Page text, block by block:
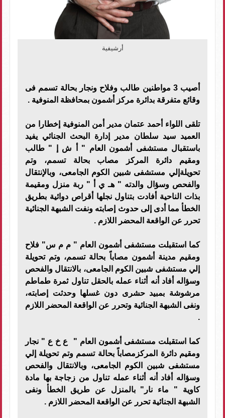
أرشيفية
أصيب 3 مواطنين طالب وفلاح ونجار بحالة تسمم فى
وقائع متفرقة بدائرة مركز أشمون بمحافظة المنوفية .
تلقى اللواء أحمد عتمان مدير أمن المنوفية إخطارا من
العميد سيد سلطان مدير إدارة البحث الجنائي يفيد
باستقبال مستشفى أشمون العام " أ ش إ " طالب
ومقیم دائرة المركز مصاب بحالة تسمم، وتم
تحویلةإلي مستشفى شبین الكوم الجامعى، وبالإنتقال
والفحص وسؤال والدته " ھـ ي أ " ربة منزل ومقیمة
بذات الناحیة أفادت بتناول نجلھا أقراص دوائیة بطریق
الخطأ مما أدى إلى حدوث إصابته ونفت الشبھة الجنائیة
تحرر عن الواقعة المحضر اللازم .
كما استقبلت مستشفى أشمون العام " م م س" فلاح
ومقیم مدینة أشمون مصاباً بحالة تسمم، وتم تحویلة
إلي مستشفى شبین الكوم الجامعى، بالانتقال والفحص
وسؤاله أفاد أنه أثناء عمله بالحقل تناول ثمرة طماطم
مرشوشة بمبید حشرى دون غسلھا وحدثت إصابته،
ونفى الشبھة الجنائیة وتحرر عن الواقعة المحضر اللازم
.
كما استقبلت مستشفى أشمون العام " ع خ ع " نجار
ومقیم دائرة المركزمصاباً بحالة تسمم وتم تحویلة إلي
مستشفى شبین الكوم الجامعى، وبالانتقال والفحص
وسؤاله أفاد أنه أثناء عمله تناول من زجاجة بھا مادة
كاویة " ماء نار" بالمنزل عن طریق الخطأ ونفى
الشبھة الجنائیة تحرر عن الواقعة المحضر اللازم .